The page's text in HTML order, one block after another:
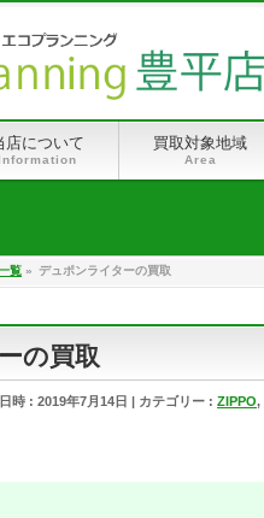
店について 買取対象地域
Area
覧 » デュポンライターの買取
の買取
時 : 2019年7月14日 カテゴリー : ZIPPO,